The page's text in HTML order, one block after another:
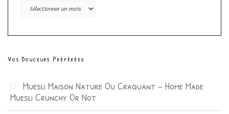
Archives
Vos Douceurs Préférées
Muesli Maison Nature Ou Craquant – Home Made
Muesli Crunchy Or Not